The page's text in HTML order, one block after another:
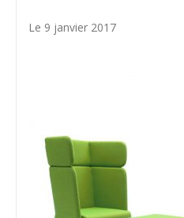
Le 9 janvier 2017